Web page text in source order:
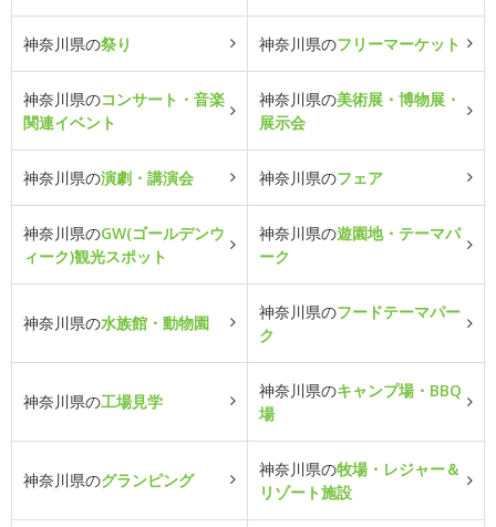
神奈川県の祭り 神奈川県のフリーマーケット
神奈川県のコンサート・音楽
関連イベント
神奈川県の美術展・博物展・
展示会
神奈川県の演劇・講演会 神奈川県のフェア
神奈川県のGW(ゴールデンウ
ィーク)観光スポット
神奈川県の遊園地・テーマパ
ーク
神奈川県の水族館・動物園
神奈川県のフードテーマパー
ク
神奈川県の工場見学
神奈川県のキャンプ場・BBQ
場
神奈川県のグランピング
神奈川県の牧場・レジャー＆
リゾート施設